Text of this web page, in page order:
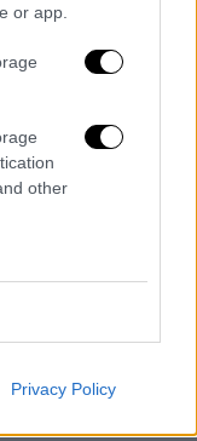
or app.
other
Privacy Policy